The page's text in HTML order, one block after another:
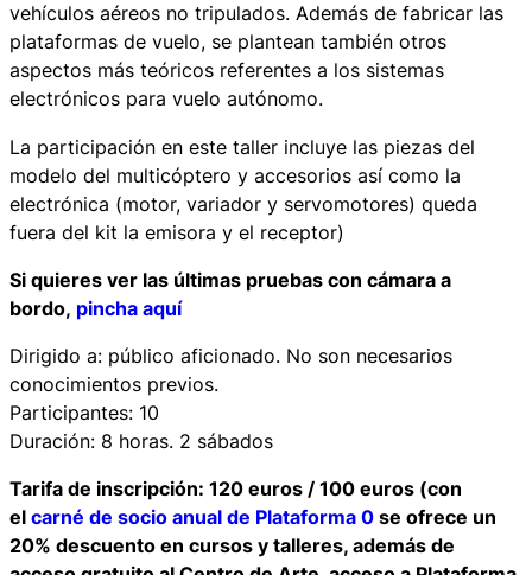
vehículos aéreos no tripulados. Además de fabricar las
plataformas de vuelo, se plantean también otros
aspectos más teóricos referentes a los sistemas
electrónicos para vuelo autónomo.
La participación en este taller incluye las piezas del
modelo del multicóptero y accesorios así como la
electrónica (motor, variador y servomotores) queda
fuera del kit la emisora y el receptor)
Si quieres ver las últimas pruebas con cámara a
bordo, pincha aquí
Dirigido a: público aficionado. No son necesarios
conocimientos previos.
Participantes: 10
Duración: 8 horas. 2 sábados
Tarifa de inscripción: 120 euros / 100 euros (con
el carné de socio anual de Plataforma 0 se ofrece un
20% descuento en cursos y talleres, además de